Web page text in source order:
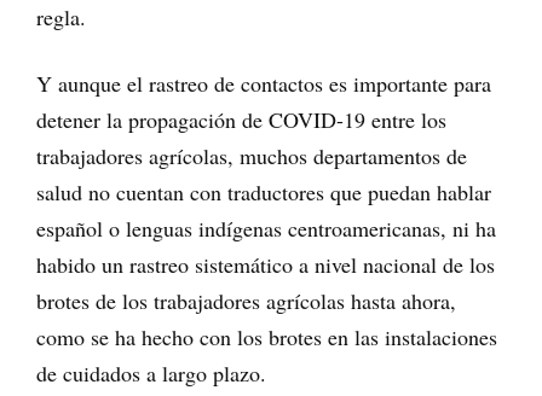
regla.
Y aunque el rastreo de contactos es importante para
detener la propagación de COVID-19 entre los
trabajadores agrícolas, muchos departamentos de
salud no cuentan con traductores que puedan hablar
español o lenguas indígenas centroamericanas, ni ha
habido un rastreo sistemático a nivel nacional de los
brotes de los trabajadores agrícolas hasta ahora,
como se ha hecho con los brotes en las instalaciones
de cuidados a largo plazo.